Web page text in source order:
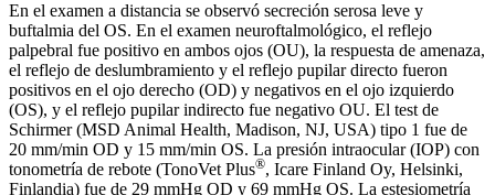
En el examen a distancia se observó secreción serosa leve y
buftalmia del OS. En el examen neuroftalmológico, el reflejo
palpebral fue positivo en ambos ojos (OU), la respuesta de amenaza,
el reflejo de deslumbramiento y el reflejo pupilar directo fueron
positivos en el ojo derecho (OD) y negativos en el ojo izquierdo
(OS), y el reflejo pupilar indirecto fue negativo OU. El test de
Schirmer (MSD Animal Health, Madison, NJ, USA) tipo 1 fue de
20 mm/min OD y 15 mm/min OS. La presión intraocular (IOP) con
tonometría de rebote (TonoVet Plus®, Icare Finland Oy, Helsinki,
Finlandia) fue de 29 mmHg OD y 69 mmHg OS. La estesiometría